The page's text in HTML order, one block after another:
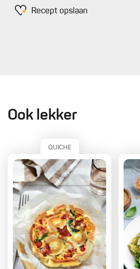
Recept opslaan
Ook lekker
QUICHE